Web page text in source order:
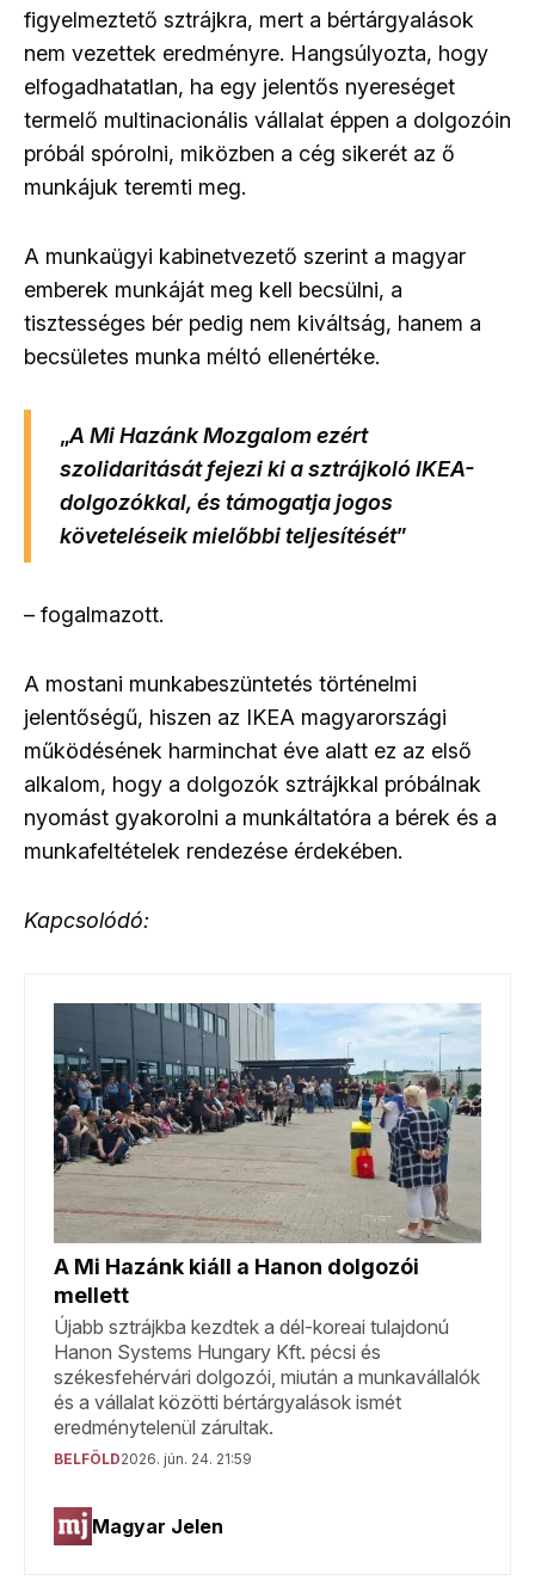
figyelmeztető sztrájkra, mert a bértárgyalások
nem vezettek eredményre. Hangsúlyozta, hogy
elfogadhatatlan, ha egy jelentős nyereséget
termelő multinacionális vállalat éppen a dolgozóin
próbál spórolni, miközben a cég sikerét az ő
munkájuk teremti meg.
A munkaügyi kabinetvezető szerint a magyar
emberek munkáját meg kell becsülni, a
tisztességes bér pedig nem kiváltság, hanem a
becsületes munka méltó ellenértéke.
„A Mi Hazánk Mozgalom ezért
szolidaritását fejezi ki a sztrájkoló IKEA-
dolgozókkal, és támogatja jogos
követeléseik mielőbbi teljesítését”
– fogalmazott.
A mostani munkabeszüntetés történelmi
jelentőségű, hiszen az IKEA magyarországi
működésének harminchat éve alatt ez az első
alkalom, hogy a dolgozók sztrájkkal próbálnak
nyomást gyakorolni a munkáltatóra a bérek és a
munkafeltételek rendezése érdekében.
Kapcsolódó: